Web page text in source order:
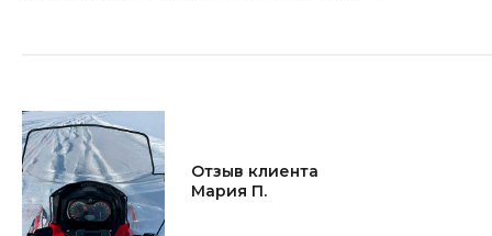
Отзыв клиента
Мария П.